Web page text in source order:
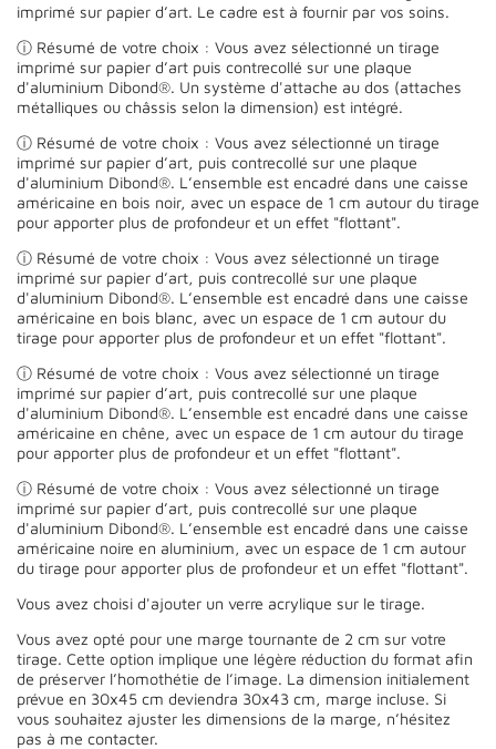
imprimé sur papier d’art. Le cadre est à fournir par vos soins.
ⓘ Résumé de votre choix : Vous avez sélectionné un tirage
imprimé sur papier d’art puis contrecollé sur une plaque
d'aluminium Dibond®. Un système d'attache au dos (attaches
métalliques ou châssis selon la dimension) est intégré.
ⓘ Résumé de votre choix : Vous avez sélectionné un tirage
imprimé sur papier d’art, puis contrecollé sur une plaque
d'aluminium Dibond®. L’ensemble est encadré dans une caisse
américaine en bois noir, avec un espace de 1 cm autour du tirage
pour apporter plus de profondeur et un effet "flottant".
ⓘ Résumé de votre choix : Vous avez sélectionné un tirage
imprimé sur papier d’art, puis contrecollé sur une plaque
d'aluminium Dibond®. L’ensemble est encadré dans une caisse
américaine en bois blanc, avec un espace de 1 cm autour du
tirage pour apporter plus de profondeur et un effet "flottant".
ⓘ Résumé de votre choix : Vous avez sélectionné un tirage
imprimé sur papier d’art, puis contrecollé sur une plaque
d'aluminium Dibond®. L’ensemble est encadré dans une caisse
américaine en chêne, avec un espace de 1 cm autour du tirage
pour apporter plus de profondeur et un effet "flottant".
ⓘ Résumé de votre choix : Vous avez sélectionné un tirage
imprimé sur papier d’art, puis contrecollé sur une plaque
d'aluminium Dibond®. L’ensemble est encadré dans une caisse
américaine noire en aluminium, avec un espace de 1 cm autour
du tirage pour apporter plus de profondeur et un effet "flottant".
Vous avez choisi d'ajouter un verre acrylique sur le tirage.
Vous avez opté pour une marge tournante de 2 cm sur votre
tirage. Cette option implique une légère réduction du format afin
de préserver l’homothétie de l’image. La dimension initialement
prévue en 30x45 cm deviendra 30x43 cm, marge incluse. Si
vous souhaitez ajuster les dimensions de la marge, n’hésitez
pas à me contacter.